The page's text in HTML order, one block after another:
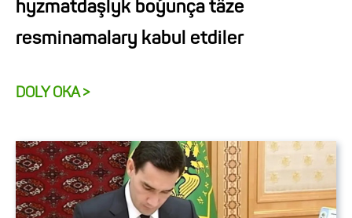
hyzmatdaşlyk boýunça täze
resminamalary kabul etdiler
DOLY OKA >